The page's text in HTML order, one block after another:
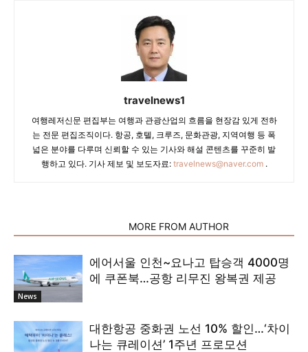
travelnews1
여행레저신문 편집부는 여행과 관광산업의 흐름을 현장감 있게 전하
는 전문 편집조직이다. 항공, 호텔, 크루즈, 문화관광, 지역여행 등 폭
넓은 분야를 다루며 신뢰할 수 있는 기사와 해설 콘텐츠를 꾸준히 발
행하고 있다. 기사 제보 및 보도자료: travelnews@naver.com.
MORE FROM AUTHOR
News
에어서울 인천~요나고 탑승객 4000명
에 쿠폰북…공항 리무진 왕복권 제공
대한항공 중화권 노선 10% 할인…‘차이
나는 큐레이션’ 1주년 프로모션